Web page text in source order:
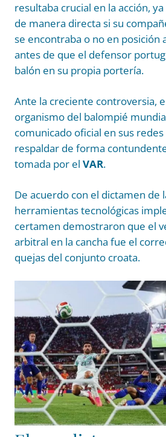
resultaba crucial en la acción,
de manera directa si su
se encontraba o no en posición
antes de que el defensor
balón en su propia portería.
Ante la creciente controversia,
organismo del balompié
comunicado oficial en sus redes
respaldar de forma
tomada por el VAR.
De acuerdo con el dictamen de
herramientas tecnológicas
certamen demostraron que el
arbitral en la cancha fue el
quejas del conjunto croata.